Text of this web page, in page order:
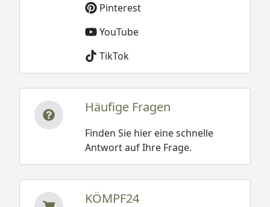
Pinterest
YouTube
TikTok
Häufige Fragen
Finden Sie hier eine schnelle
Antwort auf Ihre Frage.
KÖMPF24